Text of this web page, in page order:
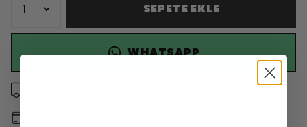
SEPETE EKLE
WHATSAPP